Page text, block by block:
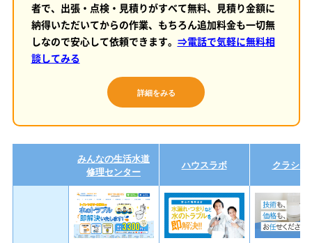
者で、出張・点検・見積りがすべて無料、見積り金額に
納得いただいてからの作業、もちろん追加料金も一切無
しなので安心して依頼できます。 ⇒電話で気軽に無料相
談してみる
詳細をみる
みんなの生活水道
修理センター
ハウスラボ クラシア